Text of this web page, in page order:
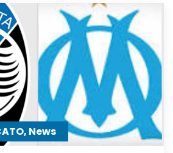
News